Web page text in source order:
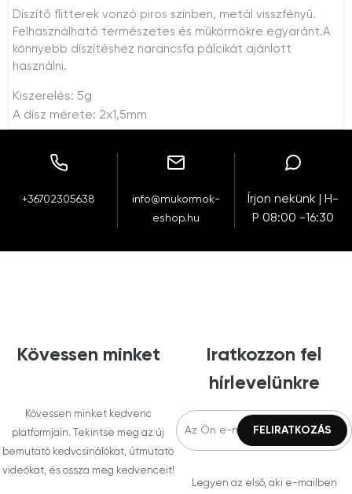
Díszítő flitterek vonzó piros színben, metál visszfényű.
Felhasználható természetes és műkörmökre egyaránt.A
könnyebb díszítéshez narancsfa pálcikát ajánlott
használni.
Kiszerelés: 5g
A dísz mérete: 2x1,5mm
+36702305638
info@mukormok-
eshop.hu
Írjon nekünk | H-
P 08:00 -16:30
Kövessen minket
Kövessen minket kedvenc
platformjain. Tekintse meg az új
bemutató kedvcsinálókat, útmutató
videókat, és ossza meg kedvenceit!
Iratkozzon fel
hírlevelünkre
Legyen az első, aki e-mailben